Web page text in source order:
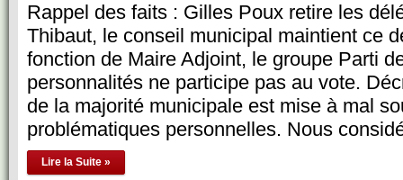
Rappel des faits : Gilles Poux retire les
Thibaut, le conseil municipal maintient ce
fonction de Maire Adjoint, le groupe Parti
personnalités ne participe pas au vote.
de la majorité municipale est mise à mal
problématiques personnelles. Nous
Lire la Suite »